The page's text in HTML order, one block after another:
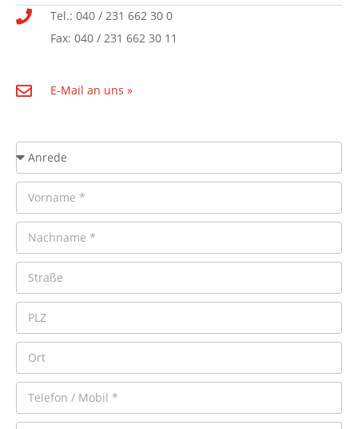
Tel.: 040 / 231 662 30 0
Fax: 040 / 231 662 30 11
E-Mail an uns »